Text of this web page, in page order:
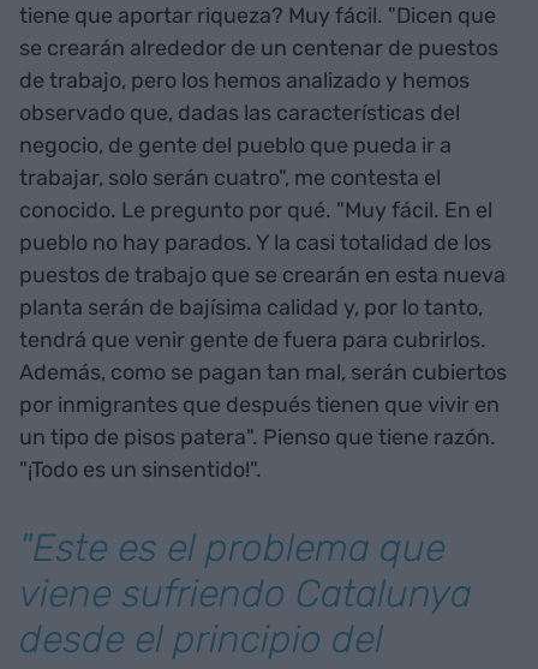
tiene que aportar riqueza? Muy fácil. "Dicen que
se crearán alrededor de un centenar de puestos
de trabajo, pero los hemos analizado y hemos
observado que, dadas las características del
negocio, de gente del pueblo que pueda ir a
trabajar, solo serán cuatro", me contesta el
conocido. Le pregunto por qué. "Muy fácil. En el
pueblo no hay parados. Y la casi totalidad de los
puestos de trabajo que se crearán en esta nueva
planta serán de bajísima calidad y, por lo tanto,
tendrá que venir gente de fuera para cubrirlos.
Además, como se pagan tan mal, serán cubiertos
por inmigrantes que después tienen que vivir en
un tipo de pisos patera". Pienso que tiene razón.
"¡Todo es un sinsentido!".
"Este es el problema que
viene sufriendo Catalunya
desde el principio del